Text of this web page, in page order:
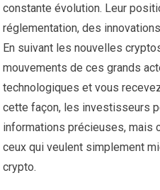
constante évolution. Leur
réglementation, des
En suivant les nouvelles
mouvements de ces grands
technologiques et vous
cette façon, les investisseurs
informations précieuses, mais
ceux qui veulent simplement
crypto.